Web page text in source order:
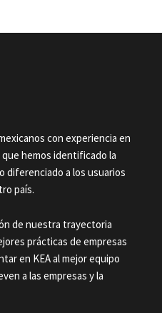
con experiencia en
hemos identificado la
diferenciado a los usuarios
país.
de nuestra trayectoria
prácticas de empresas
en KEA al mejor equipo
a las empresas y la